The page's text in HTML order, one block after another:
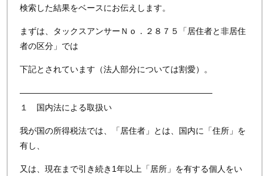
検索した結果をベースにお伝えします。
まずは、タックスアンサーＮｏ．２８７５「居住者と非居住
者の区分」では
下記とされています（法人部分については割愛）。
———————————————————————
１ 国内法による取扱い
我が国の所得税法では、「居住者」とは、国内に「住所」を
有し、
又は、現在まで引き続き1年以上「居所」を有する個人をい